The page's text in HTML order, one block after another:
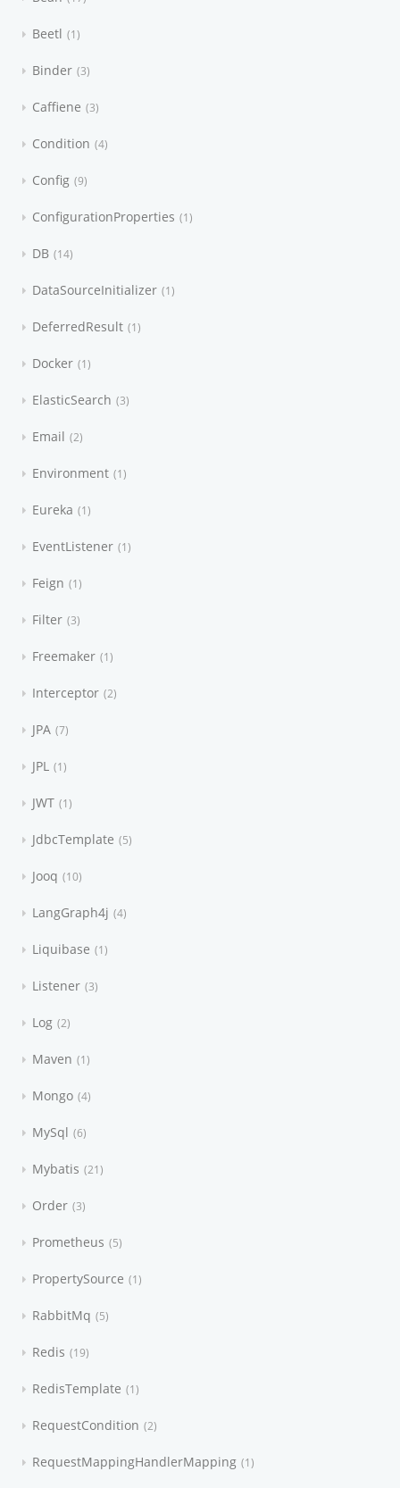
Beetl 1
Binder 3
Caffiene 3
Condition 4
Config 9
ConfigurationProperties 1
DB 14
DataSourceInitializer 1
DeferredResult 1
Docker 1
ElasticSearch 3
Email 2
Environment 1
Eureka 1
EventListener 1
Feign 1
Filter 3
Freemaker 1
Interceptor 2
JPA 7
JPL 1
JWT 1
JdbcTemplate 5
Jooq 10
LangGraph4j 4
Liquibase 1
Listener 3
Log 2
Maven 1
Mongo 4
MySql 6
Mybatis 21
Order 3
Prometheus 5
PropertySource 1
RabbitMq 5
Redis 19
RedisTemplate 1
RequestCondition 2
RequestMappingHandlerMapping 1